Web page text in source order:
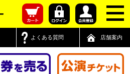
よくある質問 店舗案内